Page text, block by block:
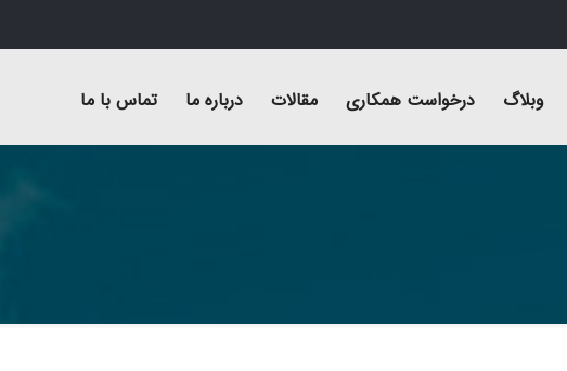
وبلاگ درخواست همکاری مقالات درباره ما تماس با ما